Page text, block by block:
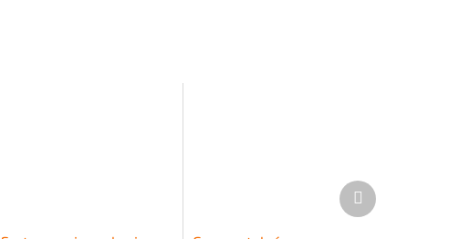
Další
produkt